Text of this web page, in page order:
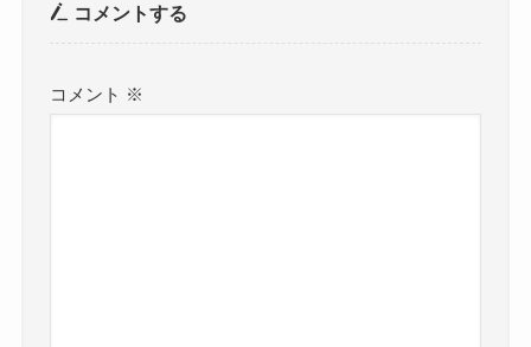
コメントする
コメント ※